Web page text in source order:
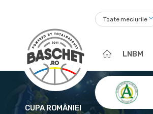
Toate meciurile
LNBM
CUPA ROMÂNIEI